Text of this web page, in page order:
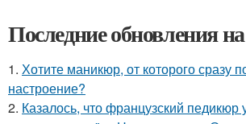
Последние обновления
1. Хотите маникюр, от которого сразу
настроение?
2. Казалось, что французский